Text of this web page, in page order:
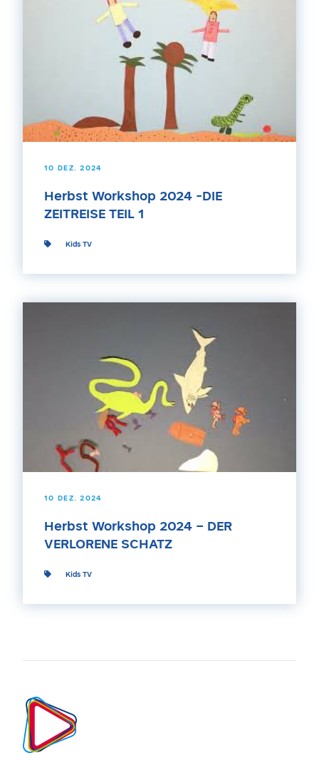
10 DEZ. 2024
Herbst Workshop 2024 -DIE
ZEITREISE TEIL 1
Kids TV
10 DEZ. 2024
Herbst Workshop 2024 – DER
VERLORENE SCHATZ
Kids TV